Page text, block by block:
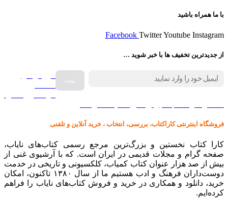
با ما همراه باشید
Facebook TwitterYoutube Instagram
از جدیدترین تخفیف ها با خبر شوید …
فروش انواع
فروشگاه اینترنتی کاراکتاب، بررسی، انتخاب ، خرید آنلاین و تلفنی
کارا کتاب نخستین و بزرگ‌ترین مرجع رسمی کتاب‌های نایاب،
صفحه گرام و مجلات قدیمی در ایران است. که با آرشیوی غنی از
بیش از صد هزار عنوان کتاب کمیاب، کلکسیونی و تاریخی در خدمت
دوست‌داران فرهنگ و ادب هستیم ما از سال ۱۳۸۰ تاکنون، امکان
خرید، دانلود و همکاری در خرید و فروش کتاب‌های نایاب را فراهم
کرده‌ایم.